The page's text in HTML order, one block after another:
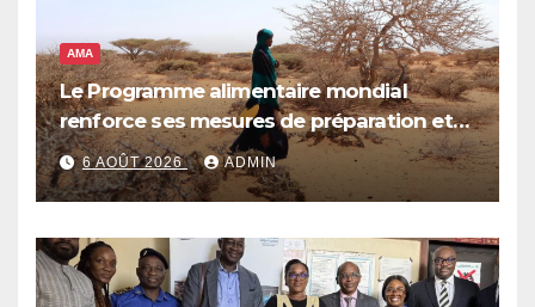
AMA
Le Programme alimentaire mondial
renforce ses mesures de préparation et
de réponse face à la menace d’El Niño,
qui pourrait plonger des dizaines de
millions de personnes dans l’insécurité
alimentaire aiguë
6 AOÛT 2026 ADMIN